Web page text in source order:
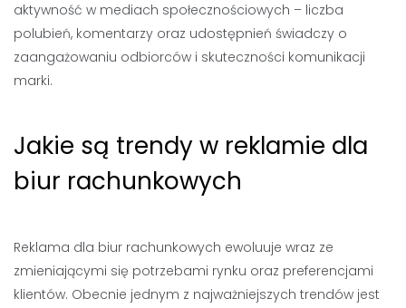
aktywność w mediach społecznościowych – liczba
polubień, komentarzy oraz udostępnień świadczy o
zaangażowaniu odbiorców i skuteczności komunikacji
marki.
Jakie są trendy w reklamie dla
biur rachunkowych
Reklama dla biur rachunkowych ewoluuje wraz ze
zmieniającymi się potrzebami rynku oraz preferencjami
klientów. Obecnie jednym z najważniejszych trendów jest